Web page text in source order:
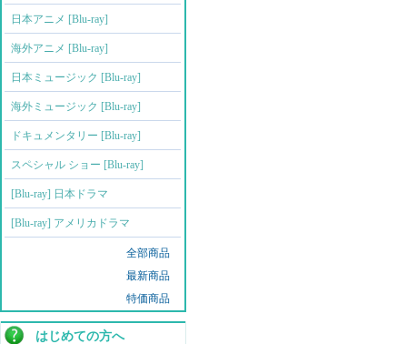
日本アニメ [Blu-ray]
海外アニメ [Blu-ray]
日本ミュージック [Blu-ray]
海外ミュージック [Blu-ray]
ドキュメンタリー [Blu-ray]
スペシャル ショー [Blu-ray]
[Blu-ray] 日本ドラマ
[Blu-ray] アメリカドラマ
全部商品
最新商品
特価商品
はじめての方へ